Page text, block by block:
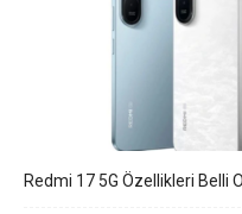
Redmi 17 5G Özellikleri Belli